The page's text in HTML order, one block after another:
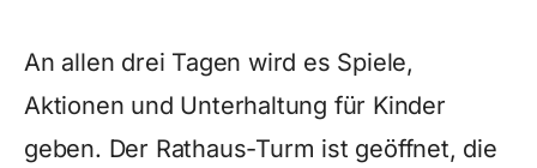
An allen drei Tagen wird es Spiele,
Aktionen und Unterhaltung für Kinder
geben. Der Rathaus-Turm ist geöffnet, die